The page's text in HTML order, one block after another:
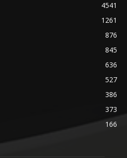
4541
1261
876
845
636
527
386
373
166